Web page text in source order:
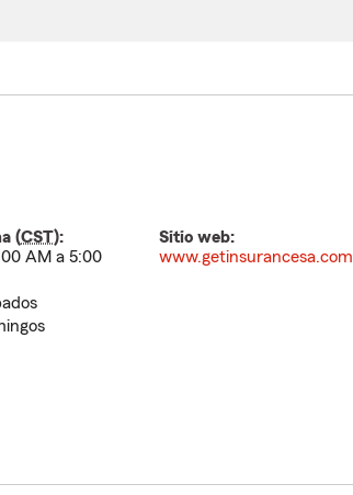
(CST):
AM a 5:00
Sitio web:
www.getinsurancesa.com